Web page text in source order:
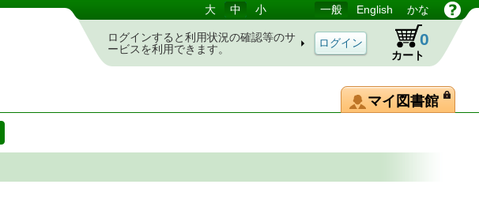
大 中 小 一般 English かな
ログインすると利用状況の確認等のサ
ービスを利用できます。
カート
0
マイ図書館